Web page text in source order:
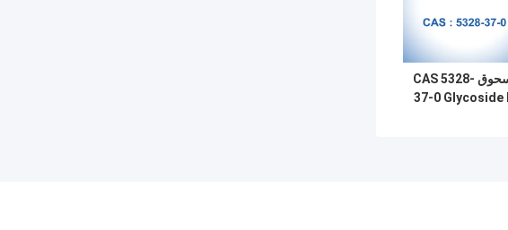
مسحوق CAS 5328-
37-0 Glycoside